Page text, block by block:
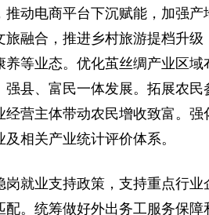
动电商平台下沉赋能，加强产
融合，推进乡村旅游提档升级
等业态。优化茧丝绸产业区域
县、富民一体发展。拓展农
营主体带动农民增收致富。强
相关产业统计评价体系。
岗就业支持政策，支持重点行
。统筹做好外出务工服务保障